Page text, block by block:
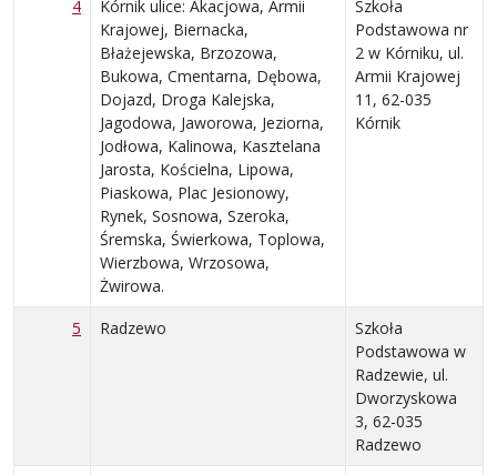
4
Kórnik ulice: Akacjowa, Armii
Krajowej, Biernacka,
Błażejewska, Brzozowa,
Bukowa, Cmentarna, Dębowa,
Dojazd, Droga Kalejska,
Jagodowa, Jaworowa, Jeziorna,
Jodłowa, Kalinowa, Kasztelana
Jarosta, Kościelna, Lipowa,
Piaskowa, Plac Jesionowy,
Rynek, Sosnowa, Szeroka,
Śremska, Świerkowa, Toplowa,
Wierzbowa, Wrzosowa,
Żwirowa.
Szkoła
Podstawowa nr
2 w Kórniku, ul.
Armii Krajowej
11, 62-035
Kórnik
5 Radzewo
Szkoła
Podstawowa w
Radzewie, ul.
Dworzyskowa
3, 62-035
Radzewo